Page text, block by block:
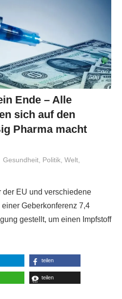
Ende – Alle
sich auf den
Pharma macht
Niki Vogt
Gesundheit, Politik,Welt,
EU und verschiedene
Geberkonferenz 7,4
gestellt, um einen Impfstoff
teilen
teilen